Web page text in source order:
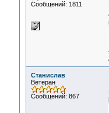
Сообщений: 1811
Станислав
Ветеран
Сообщений: 867